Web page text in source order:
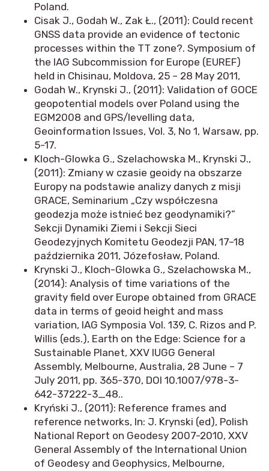
Poland.
Cisak J., Godah W., Zak Ł., (2011): Could recent
GNSS data provide an evidence of tectonic
processes within the TT zone?. Symposium of
the IAG Subcommission for Europe (EUREF)
held in Chisinau, Moldova, 25 – 28 May 2011,
Godah W., Krynski J., (2011): Validation of GOCE
geopotential models over Poland using the
EGM2008 and GPS/levelling data,
Geoinformation Issues, Vol. 3, No 1, Warsaw, pp.
5-17.
Kloch-Glowka G., Szelachowska M., Krynski J.,
(2011): Zmiany w czasie geoidy na obszarze
Europy na podstawie analizy danych z misji
GRACE, Seminarium „Czy współczesna
geodezja może istnieć bez geodynamiki?”
Sekcji Dynamiki Ziemi i Sekcji Sieci
Geodezyjnych Komitetu Geodezji PAN, 17–18
października 2011, Józefosław, Poland.
Krynski J., Kloch-Glowka G., Szelachowska M.,
(2014): Analysis of time variations of the
gravity field over Europe obtained from GRACE
data in terms of geoid height and mass
variation, IAG Symposia Vol. 139, C. Rizos and P.
Willis (eds.), Earth on the Edge: Science for a
Sustainable Planet, XXV IUGG General
Assembly, Melbourne, Australia, 28 June – 7
July 2011, pp. 365-370, DOI 10.1007/978-3-
642-37222-3_48..
Kryński J., (2011): Reference frames and
reference networks, In: J. Krynski (ed), Polish
National Report on Geodesy 2007-2010, XXV
General Assembly of the International Union
of Geodesy and Geophysics, Melbourne,